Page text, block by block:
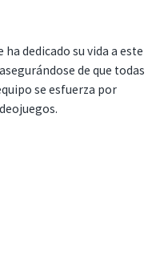
dedicado su vida a este
de que todas
se esfuerza por